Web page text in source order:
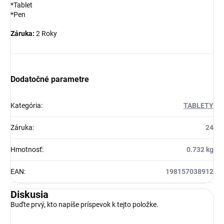
*Tablet
*Pen
Záruka: 2 Roky
Dodatočné parametre
Kategória: TABLETY
Záruka: 24
Hmotnosť: 0.732 kg
EAN: 198157038912
Diskusia
Buďte prvý, kto napíše príspevok k tejto položke.